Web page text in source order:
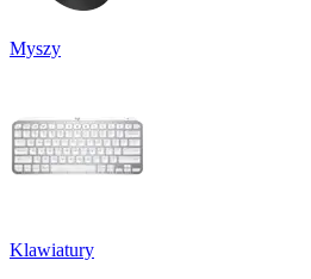
Myszy
Klawiatury